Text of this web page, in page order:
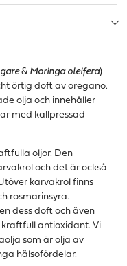
& Moringa oleifera)
örtig doft av oregano.
olja och innehåller
med kallpressad
oljor. Den
och det är också
karvakrol finns
rosmarinsyra.
dess doft och även
antioxidant. Vi
som är olja av
hälsofördelar.